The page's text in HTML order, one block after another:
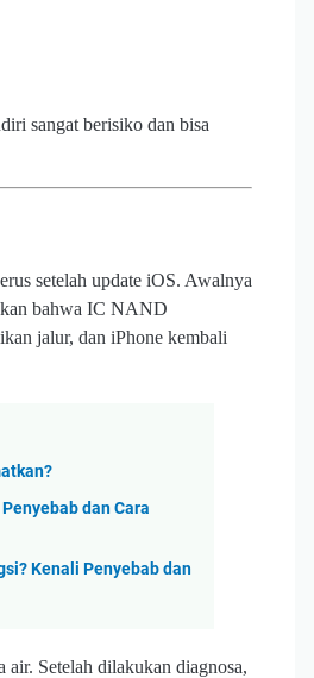
sangat berisiko dan bisa
setelah update iOS. Awalnya
bahwa IC NAND
jalur, dan iPhone kembali
dan Cara
Kenali Penyebab dan
air. Setelah dilakukan diagnosa,